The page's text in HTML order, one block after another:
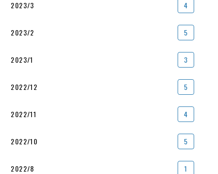
2023/3 4
2023/2 5
2023/1 3
2022/12 5
2022/11 4
2022/10 5
2022/8 1